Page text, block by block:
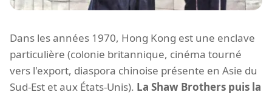
Dans les années 1970, Hong Kong est une enclave
particulière (colonie britannique, cinéma tourné
vers l'export, diaspora chinoise présente en Asie du
Sud-Est et aux États-Unis). La Shaw Brothers puis la